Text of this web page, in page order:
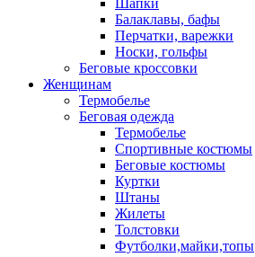
Шапки
Балаклавы, бафы
Перчатки, варежки
Носки, гольфы
Беговые кроссовки
Женщинам
Термобелье
Беговая одежда
Термобелье
Спортивные костюмы
Беговые костюмы
Куртки
Штаны
Жилеты
Толстовки
Футболки,майки,топы